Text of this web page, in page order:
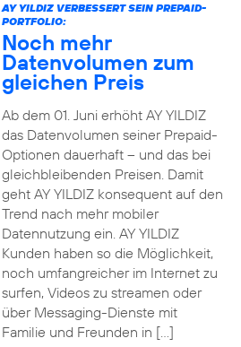
AY YILDIZ VERBESSERT SEIN PREPAID-
PORTFOLIO:
Noch mehr
Datenvolumen zum
gleichen Preis
Ab dem 01. Juni erhöht AY YILDIZ
das Datenvolumen seiner Prepaid-
Optionen dauerhaft – und das bei
gleichbleibenden Preisen. Damit
geht AY YILDIZ konsequent auf den
Trend nach mehr mobiler
Datennutzung ein. AY YILDIZ
Kunden haben so die Möglichkeit,
noch umfangreicher im Internet zu
surfen, Videos zu streamen oder
über Messaging-Dienste mit
Familie und Freunden in […]